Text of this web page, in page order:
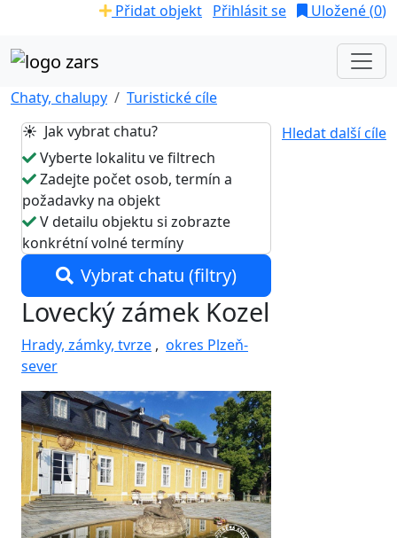
Přidat objekt Přihlásit se Uložené (0)
Chaty, chalupy
Turistické cíle
Hledat další cíle
☀️ Jak vybrat chatu?
Vyberte lokalitu ve filtrech
Zadejte počet osob, termín a
požadavky na objekt
V detailu objektu si zobrazte
konkrétní volné termíny
Vybrat chatu (filtry)
Lovecký zámek Kozel
Hrady, zámky, tvrze , okres Plzeň-
sever